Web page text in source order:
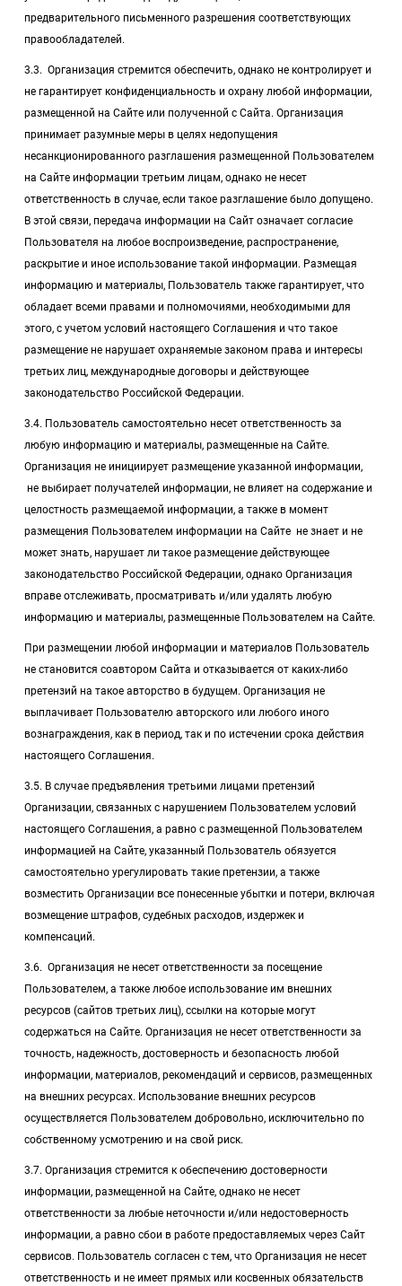
предварительного письменного разрешения соответствующих
правообладателей.
3.3. Организация стремится обеспечить, однако не контролирует и
не гарантирует конфиденциальность и охрану любой информации,
размещенной на Сайте или полученной с Сайта. Организация
принимает разумные меры в целях недопущения
несанкционированного разглашения размещенной Пользователем
на Сайте информации третьим лицам, однако не несет
ответственность в случае, если такое разглашение было допущено.
В этой связи, передача информации на Сайт означает согласие
Пользователя на любое воспроизведение, распространение,
раскрытие и иное использование такой информации. Размещая
информацию и материалы, Пользователь также гарантирует, что
обладает всеми правами и полномочиями, необходимыми для
этого, с учетом условий настоящего Соглашения и что такое
размещение не нарушает охраняемые законом права и интересы
третьих лиц, международные договоры и действующее
законодательство Российской Федерации.
3.4. Пользователь самостоятельно несет ответственность за
любую информацию и материалы, размещенные на Сайте.
Организация не инициирует размещение указанной информации,
не выбирает получателей информации, не влияет на содержание и
целостность размещаемой информации, а также в момент
размещения Пользователем информации на Сайте не знает и не
может знать, нарушает ли такое размещение действующее
законодательство Российской Федерации, однако Организация
вправе отслеживать, просматривать и/или удалять любую
информацию и материалы, размещенные Пользователем на Сайте.
При размещении любой информации и материалов Пользователь
не становится соавтором Сайта и отказывается от каких-либо
претензий на такое авторство в будущем. Организация не
выплачивает Пользователю авторского или любого иного
вознаграждения, как в период, так и по истечении срока действия
настоящего Соглашения.
3.5. В случае предъявления третьими лицами претензий
Организации, связанных с нарушением Пользователем условий
настоящего Соглашения, а равно с размещенной Пользователем
информацией на Сайте, указанный Пользователь обязуется
самостоятельно урегулировать такие претензии, а также
возместить Организации все понесенные убытки и потери, включая
возмещение штрафов, судебных расходов, издержек и
компенсаций.
3.6. Организация не несет ответственности за посещение
Пользователем, а также любое использование им внешних
ресурсов (сайтов третьих лиц), ссылки на которые могут
содержаться на Сайте. Организация не несет ответственности за
точность, надежность, достоверность и безопасность любой
информации, материалов, рекомендаций и сервисов, размещенных
на внешних ресурсах. Использование внешних ресурсов
осуществляется Пользователем добровольно, исключительно по
собственному усмотрению и на свой риск.
3.7. Организация стремится к обеспечению достоверности
информации, размещенной на Сайте, однако не несет
ответственности за любые неточности и/или недостоверность
информации, а равно сбои в работе предоставляемых через Сайт
сервисов. Пользователь согласен с тем, что Организация не несет
ответственность и не имеет прямых или косвенных обязательств